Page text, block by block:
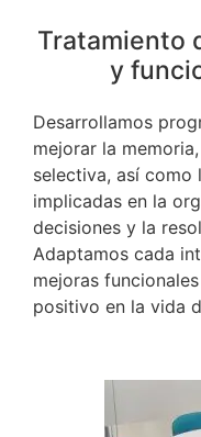
Tratamiento
y
Desarrollamos
mejorar la
selectiva, así como
implicadas en la
decisiones y la
Adaptamos cada
mejoras
positivo en la vida